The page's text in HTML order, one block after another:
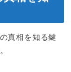
真相を知る鍵